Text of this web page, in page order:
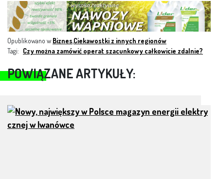
ok
n
App
Opublikowano w Biznes,Ciekawostki z innych regionów
Tagi: Czy można zamówić operat szacunkowy całkowicie zdalnie?
POWIĄZANE ARTYKUŁY: